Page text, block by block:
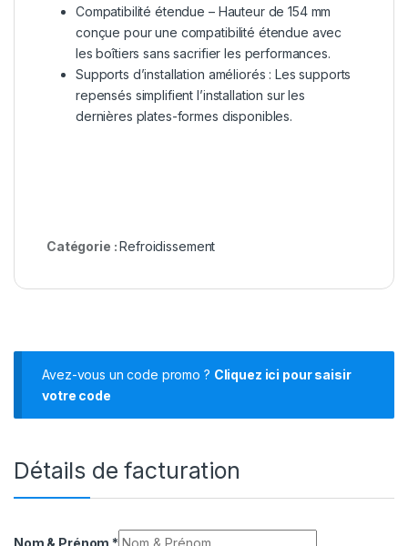
Compatibilité étendue – Hauteur de 154 mm
conçue pour une compatibilité étendue avec
les boîtiers sans sacrifier les performances.
Supports d’installation améliorés : Les supports
repensés simplifient l’installation sur les
dernières plates-formes disponibles.
Catégorie :Refroidissement
Avez-vous un code promo ? Cliquez ici pour saisir
votre code
Détails de facturation
Nom & Prénom *